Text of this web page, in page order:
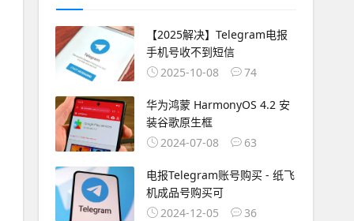
【2025解决】Telegram电报
手机号收不到短信
2025-10-08
74
华为鸿蒙 HarmonyOS 4.2 安
装谷歌原生框
2024-07-08
63
电报Telegram账号购买 - 纸飞
机成品号购买可
2024-12-05
36